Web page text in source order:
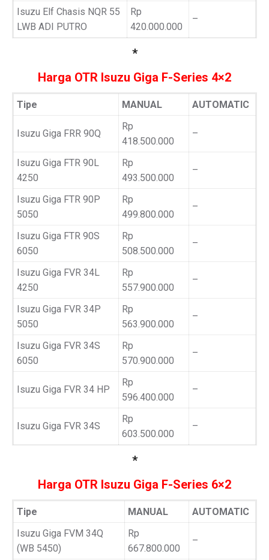
Isuzu Elf Chasis NQR 55
LWB ADI PUTRO
Rp
420.000.000
–
*
Harga OTR Isuzu Giga F-Series 4×2
Tipe MANUAL AUTOMATIC
Isuzu Giga FRR 90Q
Rp
418.500.000
–
Isuzu Giga FTR 90L
4250
Rp
493.500.000
–
Isuzu Giga FTR 90P
5050
Rp
499.800.000
–
Isuzu Giga FTR 90S
6050
Rp
508.500.000
–
Isuzu Giga FVR 34L
4250
Rp
557.900.000
–
Isuzu Giga FVR 34P
5050
Rp
563.900.000
–
Isuzu Giga FVR 34S
6050
Rp
570.900.000
–
Isuzu Giga FVR 34 HP
Rp
596.400.000
–
Isuzu Giga FVR 34S
Rp
603.500.000
–
*
Harga OTR Isuzu Giga F-Series 6×2
Tipe MANUAL
AUTOMATIC
Isuzu Giga FVM 34Q
(WB 5450)
Rp
667.800.000
–